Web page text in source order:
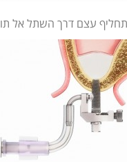
עצם דרך השתל אל